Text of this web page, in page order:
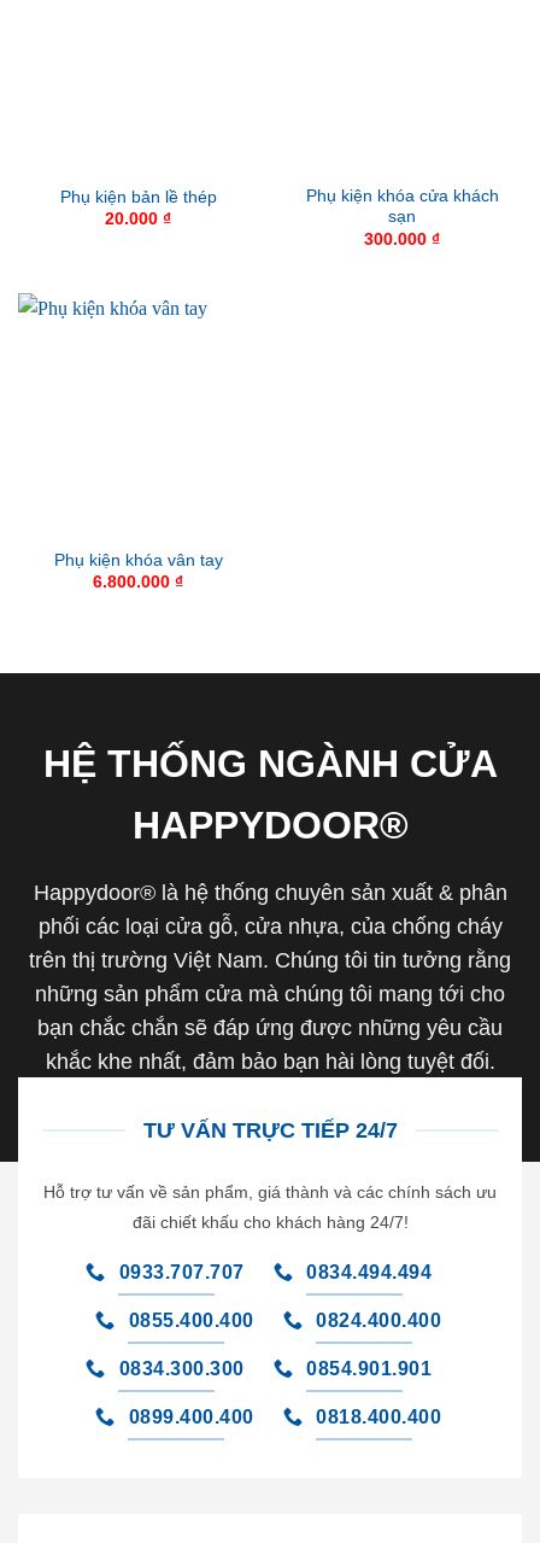
Phụ kiện bản lề thép
20.000 ₫
Phụ kiện khóa cửa khách
sạn
300.000 ₫
Phụ kiện khóa vân tay
6.800.000 ₫
HỆ THỐNG NGÀNH CỬA
HAPPYDOOR®
Happydoor® là hệ thống chuyên sản xuất & phân
phối các loại cửa gỗ, cửa nhựa, của chống cháy
trên thị trường Việt Nam. Chúng tôi tin tưởng rằng
những sản phẩm cửa mà chúng tôi mang tới cho
bạn chắc chắn sẽ đáp ứng được những yêu cầu
khắc khe nhất, đảm bảo bạn hài lòng tuyệt đối.
TƯ VẤN TRỰC TIẾP 24/7
Hỗ trợ tư vấn về sản phẩm, giá thành và các chính sách ưu
đãi chiết khấu cho khách hàng 24/7!
0933.707.707 0834.494.494
0855.400.400 0824.400.400
0834.300.300 0854.901.901
0899.400.400 0818.400.400